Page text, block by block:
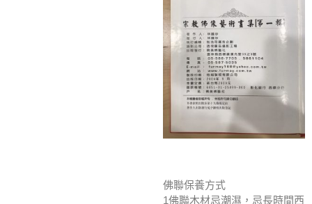
佛聯保養方式
1佛聯木材忌潮濕，忌長時間西